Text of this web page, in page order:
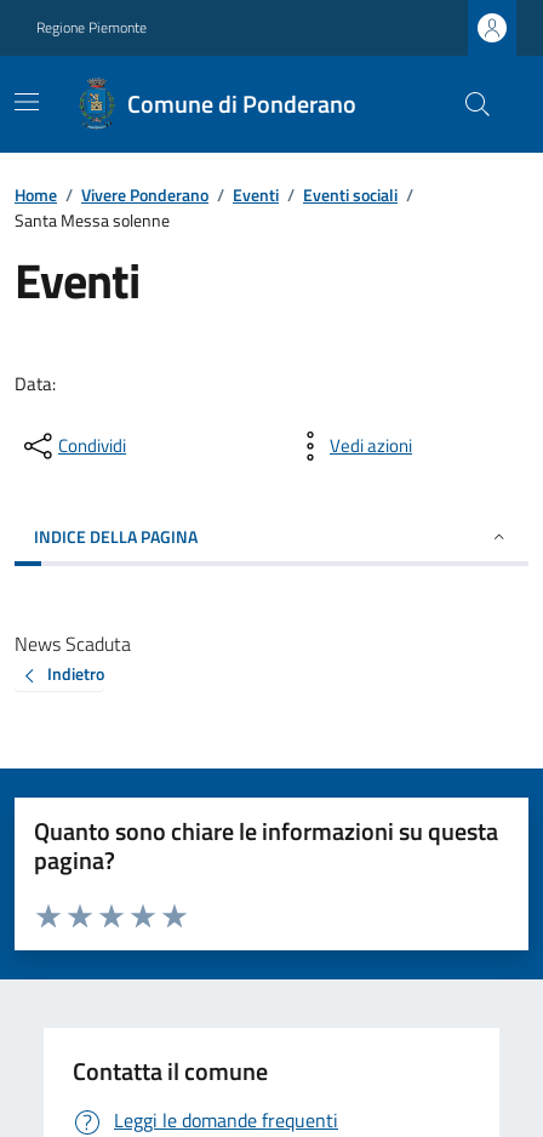
Regione Piemonte
Comune di Ponderano
Home / Vivere Ponderano / Eventi / Eventi sociali /
Santa Messa solenne
Eventi
Data:
Condividi Vedi azioni
INDICE DELLA PAGINA
News Scaduta
Indietro
Quanto sono chiare le informazioni su questa
pagina?
Valuta da 1 a 5 stelle la pagina
Valuta 5 stelle su 5
Valuta 4 stelle su 5
Valuta 3 stelle su 5
Valuta 2 stelle su 5
Valuta 1 stelle su 5
Contatta il comune
Leggi le domande frequenti